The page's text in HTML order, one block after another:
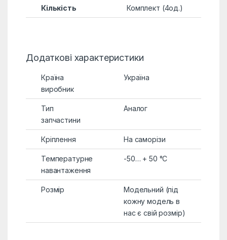
Кількість Комплект (4од.)
Додаткові характеристики
Країна
виробник
Україна
Тип
запчастини
Аналог
Кріплення На саморізи
Температурне
навантаження
-50… + 50 °C
Розмір
Модельний (під
кожну модель в
нас є свій розмір)